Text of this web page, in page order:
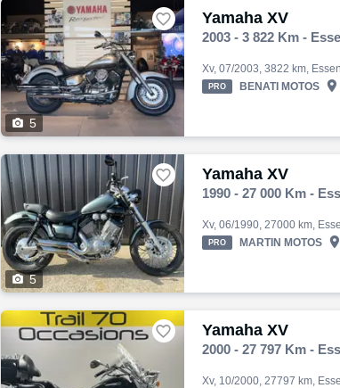
 5
Yamaha XV

2003 - 3 822 Km -
PRO BENATI MOTOS 
 5
Yamaha XV

1990 - 27 000 Km -
PRO MARTIN MOTOS 
Yamaha XV

2000 - 27 797 Km -